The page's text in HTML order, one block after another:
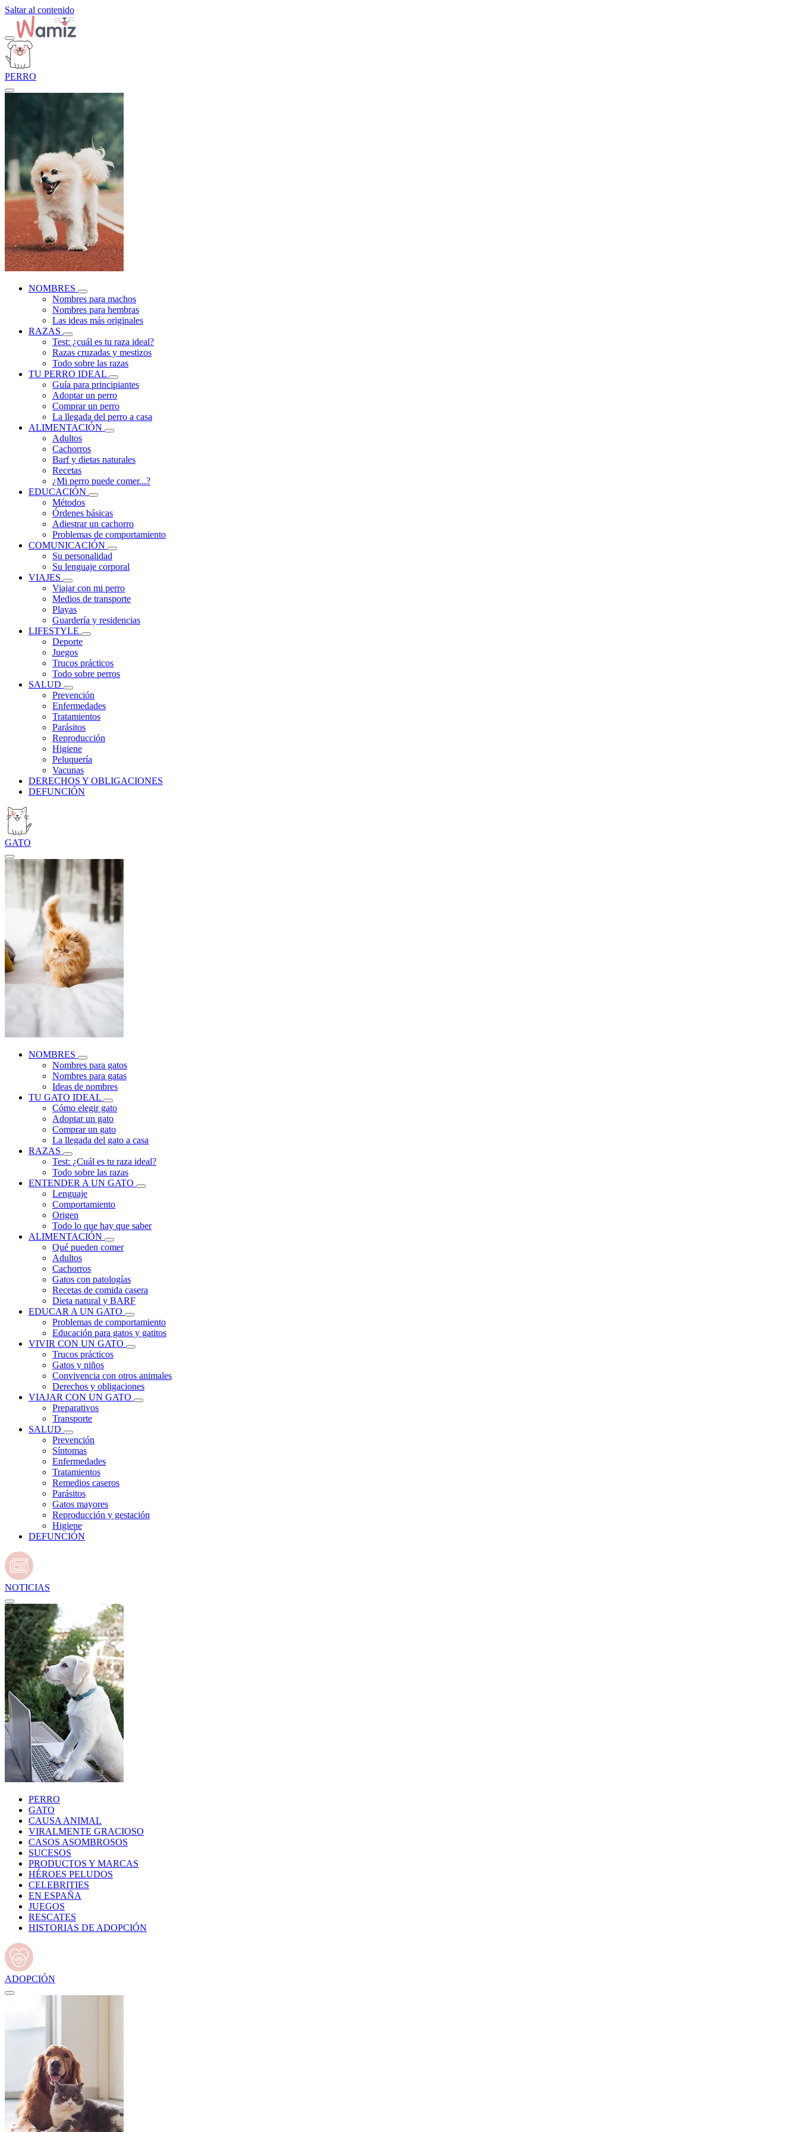
Saltar al contenido
PERRO
NOMBRES
Nombres para machos
Nombres para hembras
Las ideas más originales
RAZAS
Test: ¿cuál es tu raza ideal?
Razas cruzadas y mestizos
Todo sobre las razas
TU PERRO IDEAL
Guía para principiantes
Adoptar un perro
Comprar un perro
La llegada del perro a casa
ALIMENTACIÓN
Adultos
Cachorros
Barf y dietas naturales
Recetas
¿Mi perro puede comer...?
EDUCACIÓN
Métodos
Órdenes básicas
Adiestrar un cachorro
Problemas de comportamiento
COMUNICACIÓN
Su personalidad
Su lenguaje corporal
VIAJES
Viajar con mi perro
Medios de transporte
Playas
Guardería y residencias
LIFESTYLE
Deporte
Juegos
Trucos prácticos
Todo sobre perros
SALUD
Prevención
Enfermedades
Tratamientos
Parásitos
Reproducción
Higiene
Peluquería
Vacunas
DERECHOS Y OBLIGACIONES
DEFUNCIÓN
GATO
NOMBRES
Nombres para gatos
Nombres para gatas
Ideas de nombres
TU GATO IDEAL
Cómo elegir gato
Adoptar un gato
Comprar un gato
La llegada del gato a casa
RAZAS
Test: ¿Cuál es tu raza ideal?
Todo sobre las razas
ENTENDER A UN GATO
Lenguaje
Comportamiento
Origen
Todo lo que hay que saber
ALIMENTACIÓN
Qué pueden comer
Adultos
Cachorros
Gatos con patologías
Recetas de comida casera
Dieta natural y BARF
EDUCAR A UN GATO
Problemas de comportamiento
Educación para gatos y gatitos
VIVIR CON UN GATO
Trucos prácticos
Gatos y niños
Convivencia con otros animales
Derechos y obligaciones
VIAJAR CON UN GATO
Preparativos
Transporte
SALUD
Prevención
Síntomas
Enfermedades
Tratamientos
Remedios caseros
Parásitos
Gatos mayores
Reproducción y gestación
Higiene
DEFUNCIÓN
NOTICIAS
PERRO
GATO
CAUSA ANIMAL
VIRALMENTE GRACIOSO
CASOS ASOMBROSOS
SUCESOS
PRODUCTOS Y MARCAS
HÉROES PELUDOS
CELEBRITIES
EN ESPAÑA
JUEGOS
RESCATES
HISTORIAS DE ADOPCIÓN
ADOPCIÓN